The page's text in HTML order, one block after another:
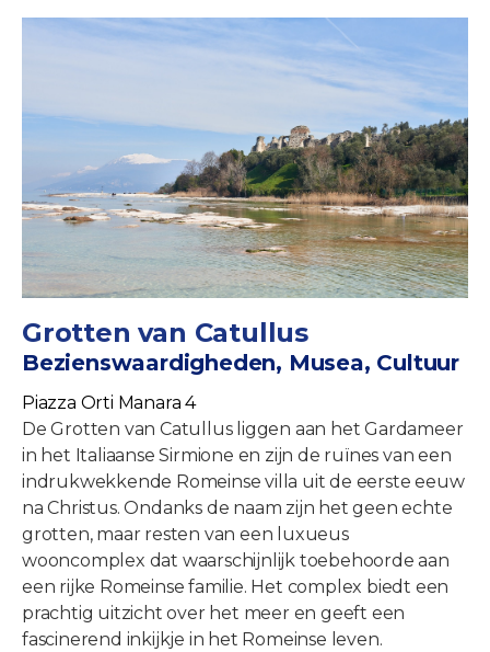
Grotten van Catullus
Bezienswaardigheden, Musea, Cultuur
Piazza Orti Manara 4
De Grotten van Catullus liggen aan het Gardameer
in het Italiaanse Sirmione en zijn de ruïnes van een
indrukwekkende Romeinse villa uit de eerste eeuw
na Christus. Ondanks de naam zijn het geen echte
grotten, maar resten van een luxueus
wooncomplex dat waarschijnlijk toebehoorde aan
een rijke Romeinse familie. Het complex biedt een
prachtig uitzicht over het meer en geeft een
fascinerend inkijkje in het Romeinse leven.